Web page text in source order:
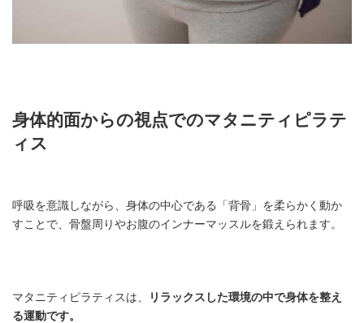
身体的面からの視点でのマタニティピラテ
ィス
呼吸を意識しながら、身体の中心である「背骨」を柔らかく動か
すことで、骨盤周りやお腹のインナーマッスルを鍛えられます。
マタニティピラティスは、
リラックスした環境の中で身体を整え
る運動です。